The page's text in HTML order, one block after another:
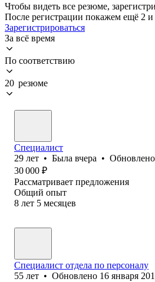
Чтобы видеть все резюме,
После регистрации покажем ещё 2
Зарегистрироваться
За всё время
По соответствию
20 резюме
Специалист
29 лет • Была вчера • Обновлено
30 000 ₽
Рассматривает предложения
Общий опыт
8 лет 5 месяцев
Специалист отдела по персоналу
55 лет • Обновлено 16 января